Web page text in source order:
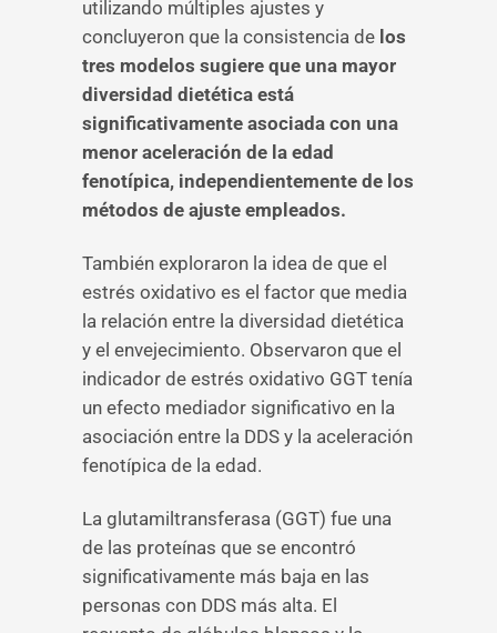
utilizando múltiples ajustes y
concluyeron que la consistencia de los
tres modelos sugiere que una mayor
diversidad dietética está
significativamente asociada con una
menor aceleración de la edad
fenotípica, independientemente de los
métodos de ajuste empleados.
También exploraron la idea de que el
estrés oxidativo es el factor que media
la relación entre la diversidad dietética
y el envejecimiento. Observaron que el
indicador de estrés oxidativo GGT tenía
un efecto mediador significativo en la
asociación entre la DDS y la aceleración
fenotípica de la edad.
La glutamiltransferasa (GGT) fue una
de las proteínas que se encontró
significativamente más baja en las
personas con DDS más alta. El